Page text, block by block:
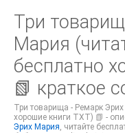
Три
Мария
бесплатно
📗 краткое
Три товарища - Ремарк
хорошие книги TXT) 📗 -
Эрих Мария, читайте